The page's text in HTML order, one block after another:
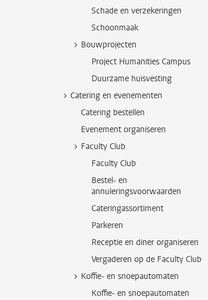
Schade en verzekeringen
Schoonmaak
Bouwprojecten
Project Humanities Campus
Duurzame huisvesting
Catering en evenementen
Catering bestellen
Evenement organiseren
Faculty Club
Faculty Club
Bestel- en
annuleringsvoorwaarden
Cateringassortiment
Parkeren
Receptie en diner organiseren
Vergaderen op de Faculty Club
Koffie- en snoepautomaten
Koffie- en snoepautomaten